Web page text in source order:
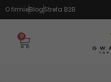
O firmieBlogStrefa B2B
0